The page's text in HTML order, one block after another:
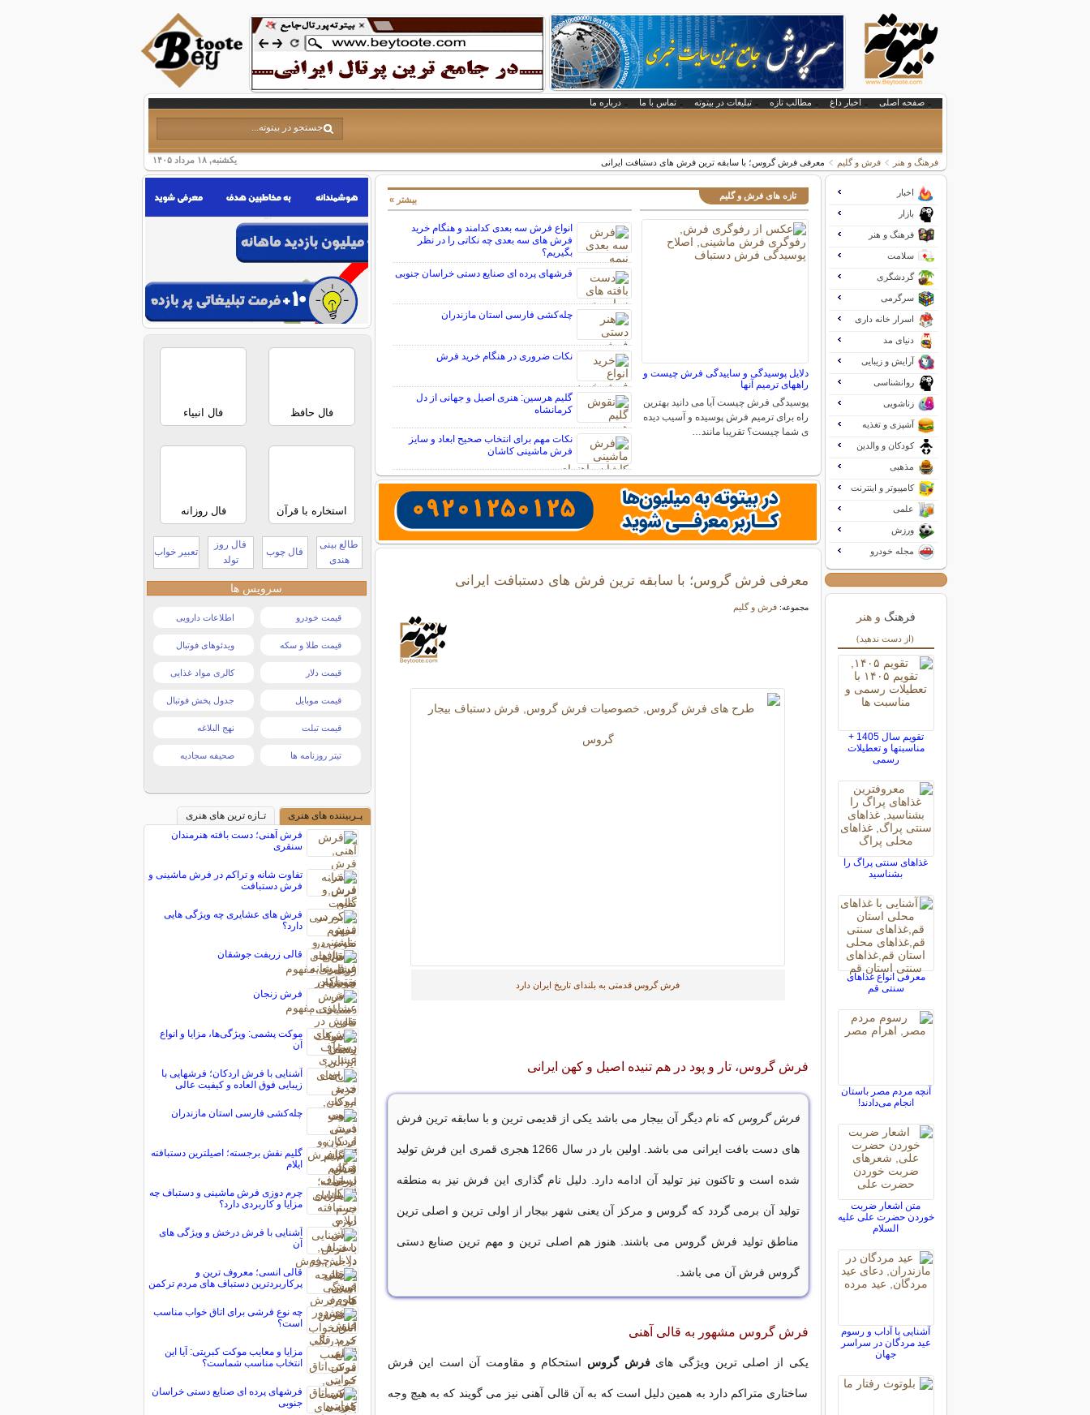
صفحه اصلی اخبار داغ مطالب تازه تبلیغات در بیتوته تماس با ما درباره ما
یکشنبه, ۱۸ مرداد ۱۴۰۵ فرهنگ و هنر فرش و گلیم معرفی فرش گروس؛ با سابقه ترین فرش های دستبافت ایرانی
تازه های فرش و گلیم
دلایل پوسیدگی و ساییدگی فرش چیست و
راههای ترمیم آنها
پوسیدگی فرش چیست آیا می دانید بهترین
راه برای ترمیم فرش پوسیده و آسیب دیده
ی شما چیست؟ تقریبا مانند…
انواع فرش سه بعدی کدامند و هنگام خرید
فرش های سه بعدی چه نکاتی را در نظر
بگیریم؟
فرشهای پرده ای صنایع دستی خراسان جنوبی
چله‌كشی فارسی استان مازندران
نکات ضروری در هنگام خرید فرش
گلیم هرسین: هنری اصیل و جهانی از دل
کرمانشاه
نکات مهم برای انتخاب صحیح ابعاد و سایز
فرش ماشینی کاشان
بیشتر »
معرفی فرش گروس؛ با سابقه ترین فرش های دستبافت ایرانی
مجموعه:فرش و گلیم
فرش گروس قدمتی به بلندای تاریخ ایران دارد
فرش گروس، تار و پود در هم تنیده اصیل و کهن ایرانی
فرش گروس که نام دیگر آن بیجار می باشد یکی از قدیمی ترین و با سابقه ترین فرش
های دست بافت ایرانی می باشد. اولین بار در سال 1266 هجری قمری این فرش تولید
شده است و تاکنون نیز تولید آن ادامه دارد. دلیل نام گذاری این فرش نیز به منطقه
تولید آن برمی گردد که گروس و مرکز آن یعنی شهر بیجار از اولی ترین و اصلی ترین
مناطق تولید فرش گروس می باشند. هنوز هم اصلی ترین و مهم ترین صنایع دستی
گروس فرش آن می باشد.
فرش گروس مشهور به قالی آهنی
یکی از اصلی ترین ویژگی هایفرش گروس استحکام و مقاومت آن است این فرش
ساختاری متراکم دارد به همین دلیل است که به آن قالی آهنی نیز می گویند که به هیچ وجه
اخبار
بازار
فرهنگ و هنر
سلامت
گردشگری
سرگرمی
اسرار خانه داری
دنیای مد
آرایش و زیبایی
روانشناسی
زناشویی
آشپزی و تغذیه
کودکان و والدین
مذهبی
کامپیوتر و اینترنت
علمی
ورزش
مجله خودرو
فرهنگ و هنر
(از دست ندهید)
تقویم سال 1405 +
مناسبتها و تعطیلات
رسمی
غذاهای سنتی پراگ را
بشناسید
معرفی انواع غذاهای
سنتی قم
آنچه مردم مصر باستان
انجام مى‌دادند!
متن اشعار ضربت
خوردن حضرت علی علیه
السلام
آشنایی با آداب و رسوم
عید مردگان در سراسر
جهان
فال حافظ فال انبیاء
استخاره با قرآن فال روزانه
طالع بینی
هندی
فال چوب
فال روز
تولد
تعبیر خواب
سرویس ها
قیمت خودرو اطلاعات دارویی
قیمت طلا و سکه ویدئوهای فوتبال
قیمت دلار کالری مواد غذایی
قیمت موبایل جدول پخش فوتبال
قیمت تبلت نهج البلاغه
تیتر روزنامه ها صحیفه سجادیه
پـربیننده های هنری
تـازه ترین های هنری
فرش آهنی؛ دست بافته هنرمندان
سنقری
تفاوت شانه و تراکم در فرش ماشینی و
فرش دستبافت
فرش های عشایری چه ویژگی هایی
دارد؟
قالی زربفت جوشقان
فرش زنجان
موکت پشمی: ویژگی‌ها، مزایا و انواع
آن
آشنایی با فرش اردکان؛ فرشهایی با
زیبایی فوق العاده و کیفیت عالی
چله‌كشی فارسی استان مازندران
گلیم نقش برجسته؛ اصیلترین دستبافته
ایلام
چرم دوزی فرش ماشینی و دستباف چه
مزایا و کاربردی دارد؟
آشنایی با فرش درخش و ویژگی های
آن
قالی انسی؛ معروف ترین و
پرکاربردترین دستباف های مردم ترکمن
چه نوع فرشی برای اتاق خواب مناسب
است؟
مزایا و معایب موکت کبریتی: آیا این
انتخاب مناسب شماست؟
فرشهای پرده ای صنایع دستی خراسان
جنوبی